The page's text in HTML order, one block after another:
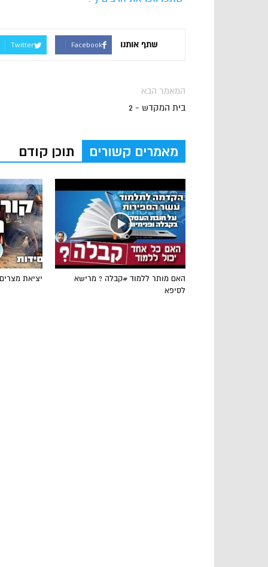
שתף אותנו Facebook
Twitter
המאמר הבא
בית המקדש - 2
מאמרים קשורים תוכן קודם
יציאת מצרים
האם מותר ללמוד #קבלה ? מרישא
לסיפא